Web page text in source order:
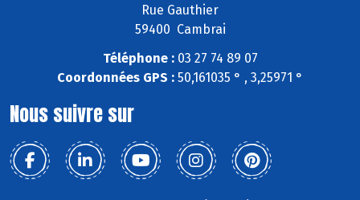
Rue Gauthier
59400 Cambrai
Téléphone :03 27 74 89 07
Coordonnées GPS : 50,161035 ° , 3,25971 °
Nous suivre sur